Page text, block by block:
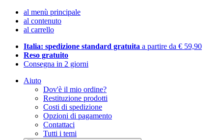
al menù principale
al contenuto
al carrello
Italia: spedizione standard gratuita a partire da € 59,90
Reso gratuito
Consegna in 2 giorni
Aiuto
Dov'è il mio ordine?
Restituzione prodotti
Costi di spedizione
Opzioni di pagamento
Contattaci
Tutti i temi